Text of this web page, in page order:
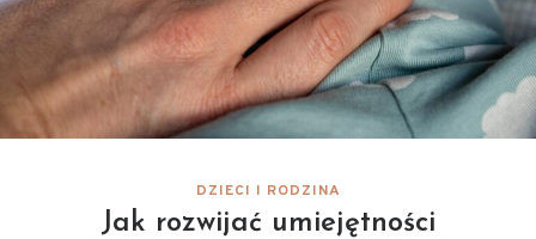
DZIECI I RODZINA
Jak rozwijać umiejętności